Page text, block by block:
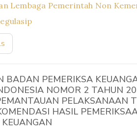
Lembaga Pemerintah Non
BADAN PEMERIKSA
NOMOR 2 TAHUN
PELAKSANAAN
HASIL